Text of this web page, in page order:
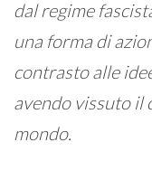
dal regime
una forma di
contrasto alle
avendo vissuto il
mondo.